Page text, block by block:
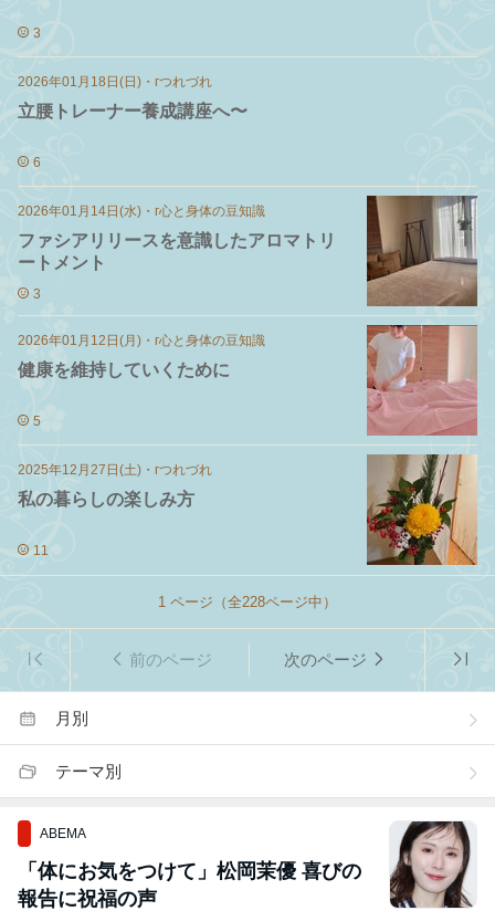
3
2026年01月18日(日) ・ гつれづれ
立腰トレーナー養成講座へ〜
6
2026年01月14日(水) ・ г心と身体の豆知識
ファシアリリースを意識したアロマトリ
ートメント
3
2026年01月12日(月) ・ г心と身体の豆知識
健康を維持していくために
5
2025年12月27日(土) ・ гつれづれ
私の暮らしの楽しみ方
11
1 ページ（全228ページ中）
前のページ 次のページ
月別
テーマ別
ABEMA
「体にお気をつけて」松岡茉優 喜びの
報告に祝福の声